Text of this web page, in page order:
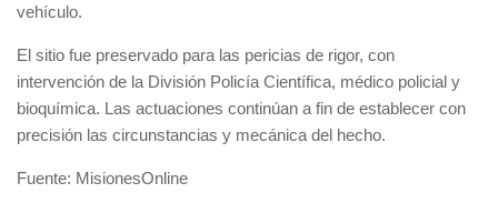
vehículo.
El sitio fue preservado para las pericias de rigor, con
intervención de la División Policía Científica, médico policial y
bioquímica. Las actuaciones continúan a fin de establecer con
precisión las circunstancias y mecánica del hecho.
Fuente: MisionesOnline